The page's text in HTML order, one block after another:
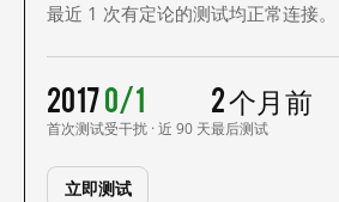
最近 1 次有定论的测试均正常连接。
2017
首次测试
0/1
受干扰 · 近 90 天
2 个月前
最后测试
立即测试